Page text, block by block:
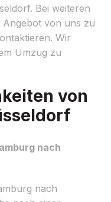
Bei weiteren
Angebot von uns zu
Wir
Umzug zu
von
nach
nach